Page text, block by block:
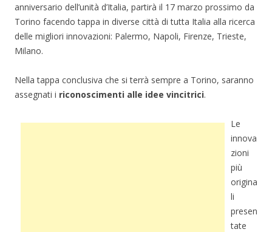
anniversario dell’unità d’Italia, partirà il 17 marzo prossimo da
Torino facendo tappa in diverse città di tutta Italia alla ricerca
delle migliori innovazioni: Palermo, Napoli, Firenze, Trieste,
Milano.
Nella tappa conclusiva che si terrà sempre a Torino, saranno
assegnati i riconoscimenti alle idee vincitrici.
Le
innova
zioni
più
origina
li
presen
tate